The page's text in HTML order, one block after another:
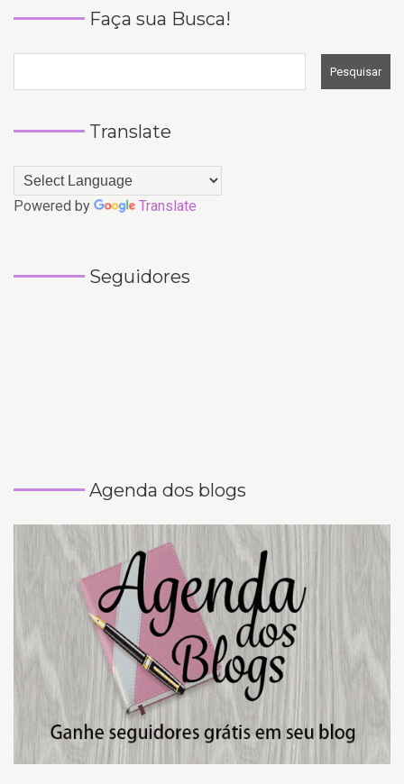
Faça sua Busca!
Translate
Powered by Translate
Seguidores
Agenda dos blogs